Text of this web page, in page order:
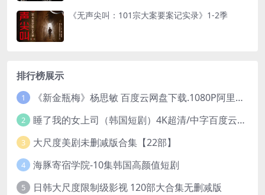
《无声尖叫：101宗大案要案记实录》1-2季
排行榜展示
1 《新金瓶梅》杨思敏 百度云网盘下载.1080P阿里下载.国语中字.(1996)
2 睡了我的女上司（韩国短剧）4K超清/中字百度云网盘下载
3 大尺度美剧未删减版合集【22部】
4 海豚寄宿学院-10集韩国高颜值短剧
5 日韩大尺度限制级影视 120部大合集无删减版